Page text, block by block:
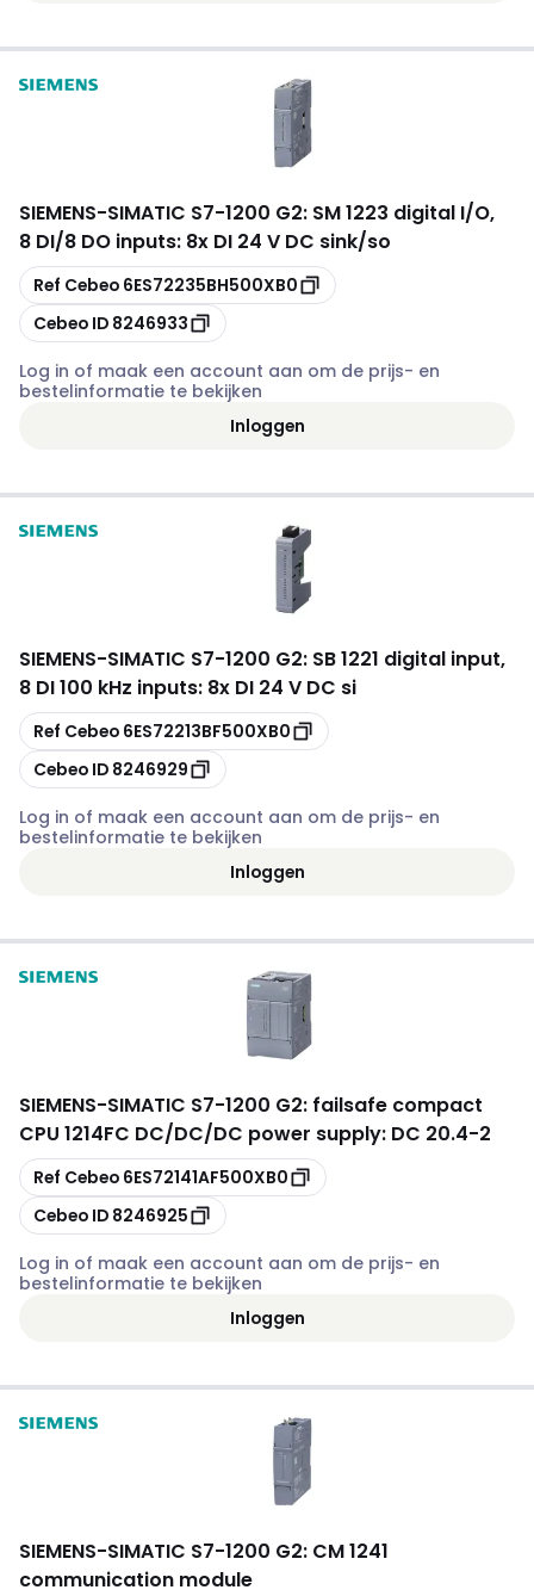
SIEMENS-SIMATIC S7-1200 G2: SM 1223 digital I/O,
8 DI/8 DO inputs: 8x DI 24 V DC sink/so
Kopiëren
Ref Cebeo 6ES72235BH500XB0
Kopiëren
Cebeo ID 8246933
Log in of maak een account aan om de prijs- en
bestelinformatie te bekijken
Inloggen
SIEMENS-SIMATIC S7-1200 G2: SB 1221 digital input,
8 DI 100 kHz inputs: 8x DI 24 V DC si
Kopiëren
Ref Cebeo 6ES72213BF500XB0
Kopiëren
Cebeo ID 8246929
Log in of maak een account aan om de prijs- en
bestelinformatie te bekijken
Inloggen
SIEMENS-SIMATIC S7-1200 G2: failsafe compact
CPU 1214FC DC/DC/DC power supply: DC 20.4-2
Kopiëren
Ref Cebeo 6ES72141AF500XB0
Kopiëren
Cebeo ID 8246925
Log in of maak een account aan om de prijs- en
bestelinformatie te bekijken
Inloggen
SIEMENS-SIMATIC S7-1200 G2: CM 1241
communication module